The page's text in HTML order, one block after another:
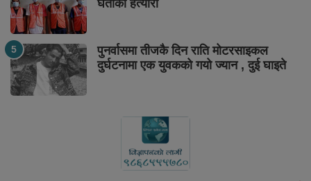
घर्तीको हत्यारा
पुनर्वासमा तीजकै दिन राति मोटरसाइकल
दुर्घटनामा एक युवकको गयो ज्यान , दुई घाइते